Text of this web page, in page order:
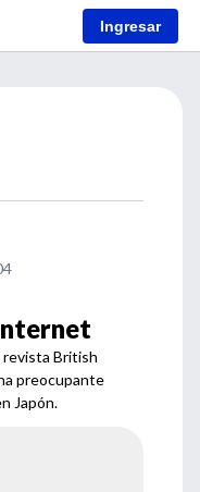
Ingresar
revista British
preocupante
Japón.